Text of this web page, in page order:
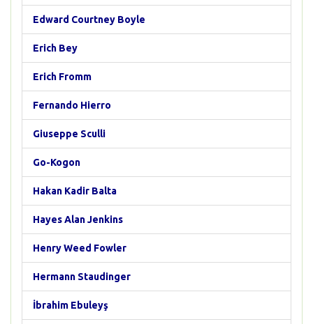
Edward Courtney Boyle
Erich Bey
Erich Fromm
Fernando Hierro
Giuseppe Sculli
Go-Kogon
Hakan Kadir Balta
Hayes Alan Jenkins
Henry Weed Fowler
Hermann Staudinger
İbrahim Ebuleyş